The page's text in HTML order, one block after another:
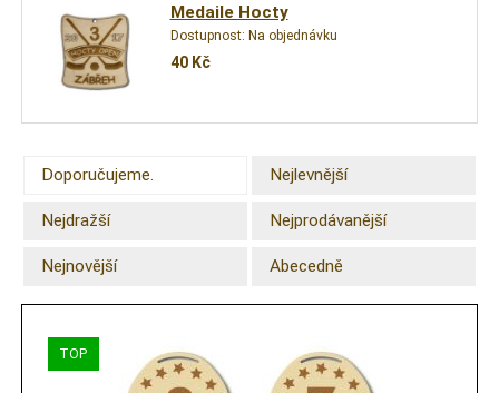
Medaile Hocty
Dostupnost: Na objednávku
40 Kč
Doporučujeme. Nejlevnější
Nejdražší Nejprodávanější
Nejnovější Abecedně